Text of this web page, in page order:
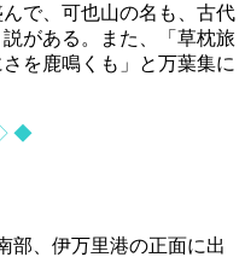
で、可也山の名も、古代
がある。また、「草枕旅
を鹿鳴くも」と万葉集に
◆
部、伊万里港の正面に出